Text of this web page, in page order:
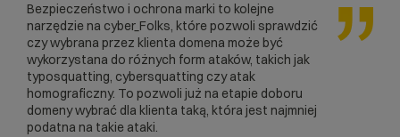
Bezpieczeństwo i ochrona marki to kolejne
narzędzie na cyber_Folks, które pozwoli sprawdzić
czy wybrana przez klienta domena może być
wykorzystana do różnych form ataków, takich jak
typosquatting, cybersquatting czy atak
homograficzny. To pozwoli już na etapie doboru
domeny wybrać dla klienta taką, która jest najmniej
podatna na takie ataki.